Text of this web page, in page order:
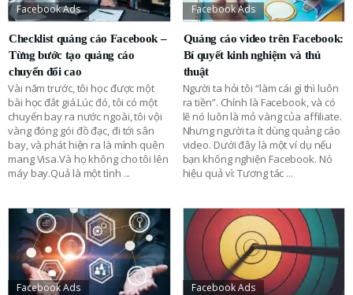
Facebook Ads
Checklist quảng cáo Facebook –
Từng bước tạo quảng cáo
chuyển đổi cao
Vài năm trước, tôi học được một
bài học đắt giá.Lúc đó, tôi có một
chuyến bay ra nước ngoài, tôi vội
vàng đóng gói đồ đạc, đi tới sân
bay, và phát hiện ra là mình quên
mang Visa.Và họ không cho tôi lên
máy bay.Quả là một tình ...
Facebook Ads
Quảng cáo video trên Facebook:
Bí quyết kinh nghiệm và thủ
thuật
Người ta hỏi tôi “làm cái gì thì luôn
ra tiền”. Chính là Facebook, và có
lẽ nó luôn là mỏ vàng của affiliate.
Nhưng người ta ít dùng quảng cáo
video. Dưới đây là một ví dụ nếu
bạn không nghiện Facebook. Nó
hiệu quả vì: Tương tác ...
Facebook Ads Facebook Ads